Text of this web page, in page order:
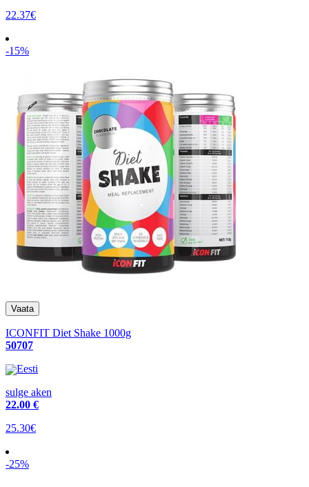
22.37€
-15%
ICONFIT Diet Shake 1000g
50707
Eesti
sulge aken
22.00 €
25.30€
-25%